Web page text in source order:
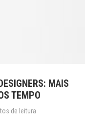
MAIS
TEMPO
de leitura